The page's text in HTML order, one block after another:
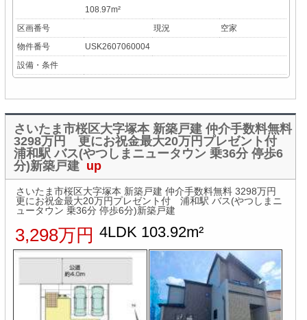
108.97m²
区画番号 現況
空家
物件番号
USK2607060004
設備・条件
さいたま市桜区大字塚本 新築戸建 仲介手数料無料
3298万円 更にお祝金最大20万円プレゼント付
浦和駅 バス(やつしまニュータウン 乗36分 停歩6
分)新築戸建 up
さいたま市桜区大字塚本 新築戸建 仲介手数料無料 3298万円
更にお祝金最大20万円プレゼント付 浦和駅 バス(やつしまニ
ュータウン 乗36分 停歩6分)新築戸建
3,298万円 4LDK 103.92m²